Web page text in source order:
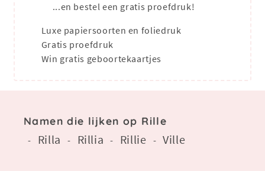
...en bestel een gratis proefdruk!
Luxe papiersoorten en foliedruk
Gratis proefdruk
Win gratis geboortekaartjes
Namen die lijken op Rille
- Rilla - Rillia - Rillie -Ville